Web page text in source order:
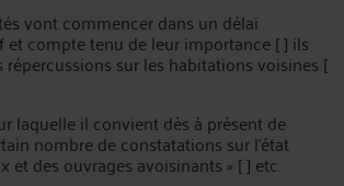
vont commencer dans un délai
et compte tenu de leur importance [ ] ils
sur les habitations voisines [
laquelle il convient dès à présent de
nombre de constatations sur l'état
et des ouvrages avoisinants » [ ] etc.